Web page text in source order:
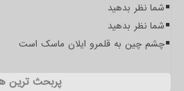
شما نظر بدهید
شما نظر بدهید
چشم چین به قلمرو ایلان ماسک است
پربحث ترین